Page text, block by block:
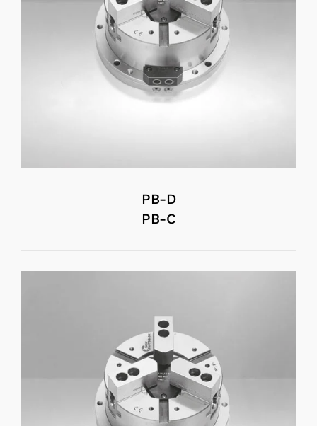
PB-D
PB-C